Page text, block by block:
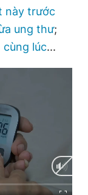
này trước
ung thư;
cùng lúc...